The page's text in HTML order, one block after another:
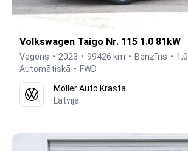
Volkswagen Taigo Nr. 115 1.0 81kW
Vagons 2023 99426 km Benzīns
1,0 l
Automātiskā
FWD
Moller Auto Krasta
Latvija